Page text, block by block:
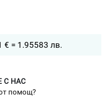
€ = 1.95583 лв.
С НАС
помощ?